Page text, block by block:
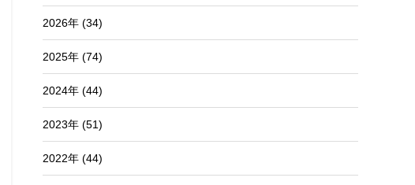
2026年 (34)
2025年 (74)
2024年 (44)
2023年 (51)
2022年 (44)